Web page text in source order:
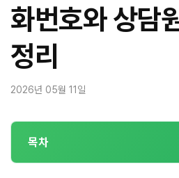
화번호와 상담
정리
2026년 05월 11일
목차